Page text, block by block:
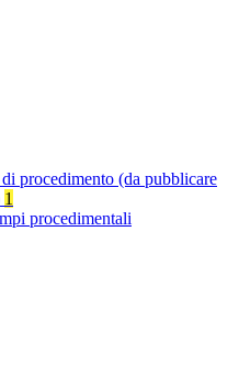
procedimento (da pubblicare
1
procedimentali